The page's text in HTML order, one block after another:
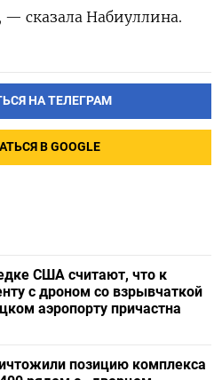
сказала Набиуллина.
НА ТЕЛЕГРАМ
В GOOGLE
США считают, что к
с дроном со взрывчаткой
аэропорту причастна
позицию комплекса